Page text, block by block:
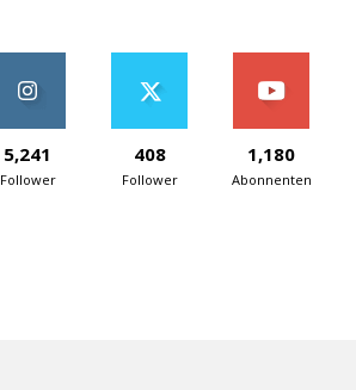
5,241
Follower
408
Follower
1,180
Abonnenten